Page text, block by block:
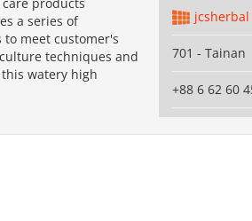
a series of
to meet customer's
techniques and
watery high
jcsherbal
701 - Tainan
+88 6 62 60